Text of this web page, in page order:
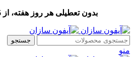
بدون تعطیلی هر روز هفته، از 8.5 صبح تا 9 شب
جستجو
منو